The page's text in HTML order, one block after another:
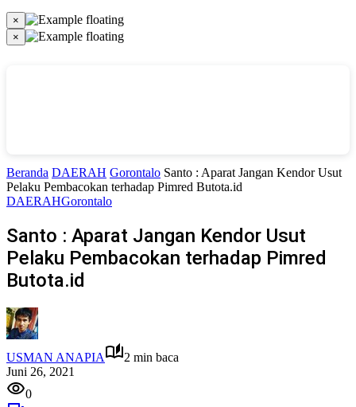
×
×
Beranda DAERAH Gorontalo Santo : Aparat Jangan Kendor Usut
Pelaku Pembacokan terhadap Pimred Butota.id
DAERAHGorontalo
Santo : Aparat Jangan Kendor Usut
Pelaku Pembacokan terhadap Pimred
Butota.id
USMAN ANAPIA
2 min baca
Juni 26, 2021
0